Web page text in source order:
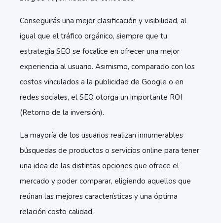
Conseguirás una mejor clasificación y visibilidad, al
igual que el tráfico orgánico, siempre que tu
estrategia SEO se focalice en ofrecer una mejor
experiencia al usuario. Asimismo, comparado con los
costos vinculados a la publicidad de Google o en
redes sociales, el SEO otorga un importante ROI
(Retorno de la inversión).
La mayoría de los usuarios realizan innumerables
búsquedas de productos o servicios online para tener
una idea de las distintas opciones que ofrece el
mercado y poder comparar, eligiendo aquellos que
reúnan las mejores características y una óptima
relación costo calidad.